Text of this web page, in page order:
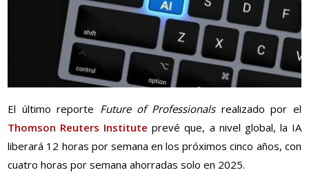
El último reporte Future of Professionalsrealizado por el
Thomson Reuters Institute prevé que, a nivel global, la IA
liberará 12 horas por semana en los próximos cinco años, con
cuatro horas por semana ahorradas solo en 2025.